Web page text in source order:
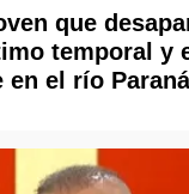
que
temporal y
en el río Paraná